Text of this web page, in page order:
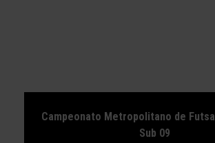
Campeonato Metropolitano de
Sub 09